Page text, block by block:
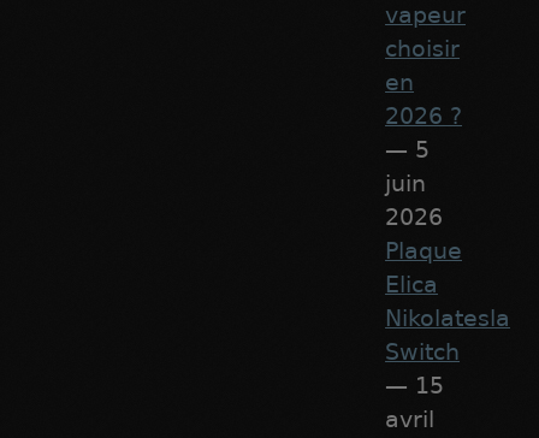
vapeur
choisir
en
2026 ?
— 5
juin
2026
Plaque
Elica
Nikolatesla
Switch
— 15
avril